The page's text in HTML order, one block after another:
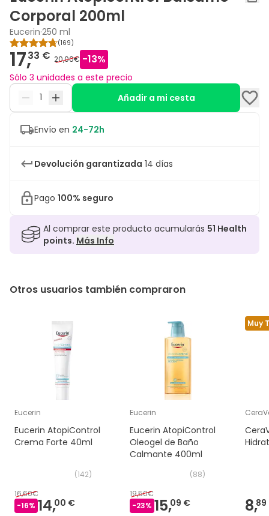
Corporal 200ml
Eucerin·250 ml
(169)
17,33 € 20,00€ -13%
Sólo 3 unidades a este precio
Añadir a mi cesta
Envío en 24-72h
Devolución garantizada 14 días
Pago 100% seguro
Al comprar este producto acumularás 51 Health
points. Más Info
Otros usuarios también compraron
Eucerin
Eucerin AtopiControl
Crema Forte 40ml
(142)
16,60€
-16% 14,00 €
Eucerin
Eucerin AtopiControl
Oleogel de Baño
Calmante 400ml
(88)
19,50€
-23% 15,09 €
Muy
8,